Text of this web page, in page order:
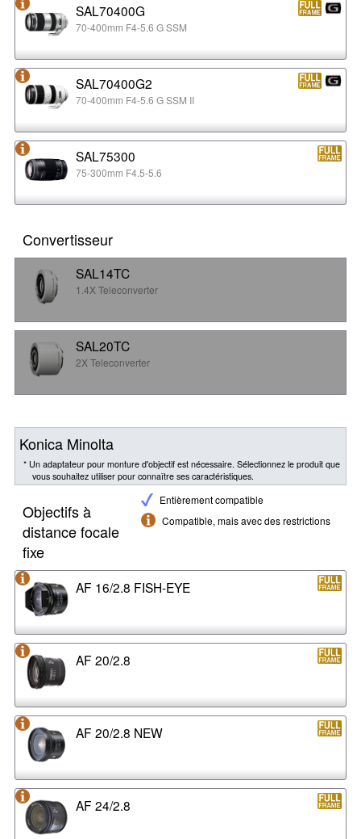
SAL70400G
70-400mm F4-5.6 G SSM
SAL70400G2
70-400mm F4-5.6 G SSM II
SAL75300
75-300mm F4.5-5.6
Convertisseur
SAL14TC
1.4X Teleconverter
SAL20TC
2X Teleconverter
Konica Minolta
* Un adaptateur pour monture d'objectif est nécessaire. Sélectionnez le produit que
vous souhaitez utiliser pour connaître ses caractéristiques.
Entièrement compatible
Compatible, mais avec des restrictions
Objectifs à
distance focale
fixe
AF 16/2.8 FISH-EYE
AF 20/2.8
AF 20/2.8 NEW
AF 24/2.8